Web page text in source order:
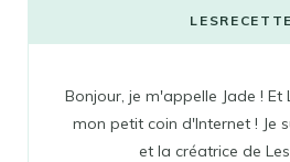
Bonjour, je m'appelle Jade ! Et
mon petit coin d'Internet ! Je
et la créatrice de